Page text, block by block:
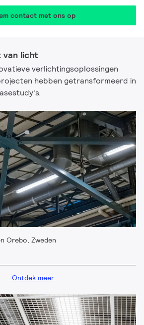
contact met ons op
van licht
verlichtingsoplossingen
hebben getransformeerd in
Orebo, Zweden
Ontdek meer